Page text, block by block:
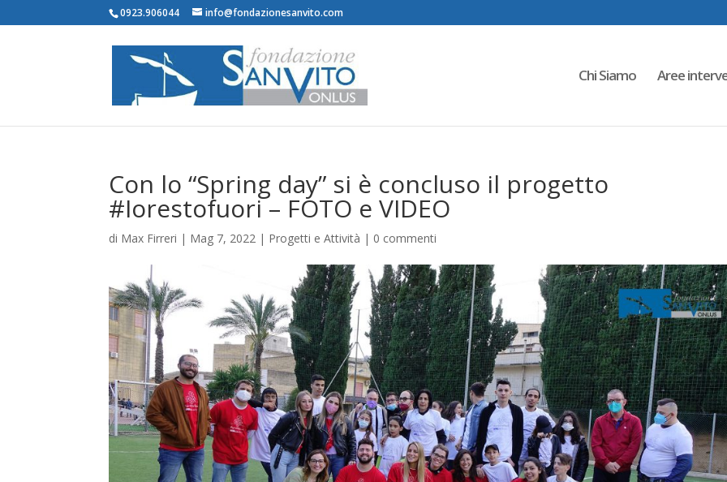
0923.906044 info@fondazionesanvito.com
Chi Siamo Aree
Con lo “Spring day” si è concluso il progetto
#Iorestofuori – FOTO e VIDEO
di Max Firreri | Mag 7, 2022 | Progetti e Attività | 0 commenti